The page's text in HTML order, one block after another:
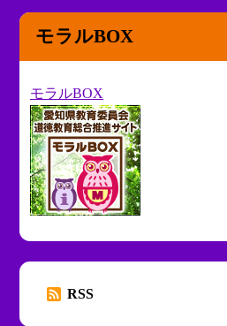
モラルBOX
モラルBOX
RSS